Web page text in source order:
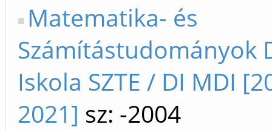
Matematika- és
Számítástudományok
Iskola SZTE / DI MDI
2021] sz: -2004